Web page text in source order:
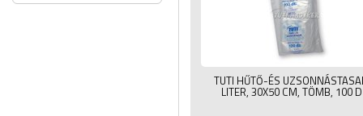
TUTI HŰTŐ-ÉS
LITER, 30X50 CM, TÖMB, 100